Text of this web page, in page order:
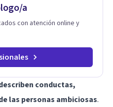
a
con atención online y
conductas,
las personas ambiciosas.